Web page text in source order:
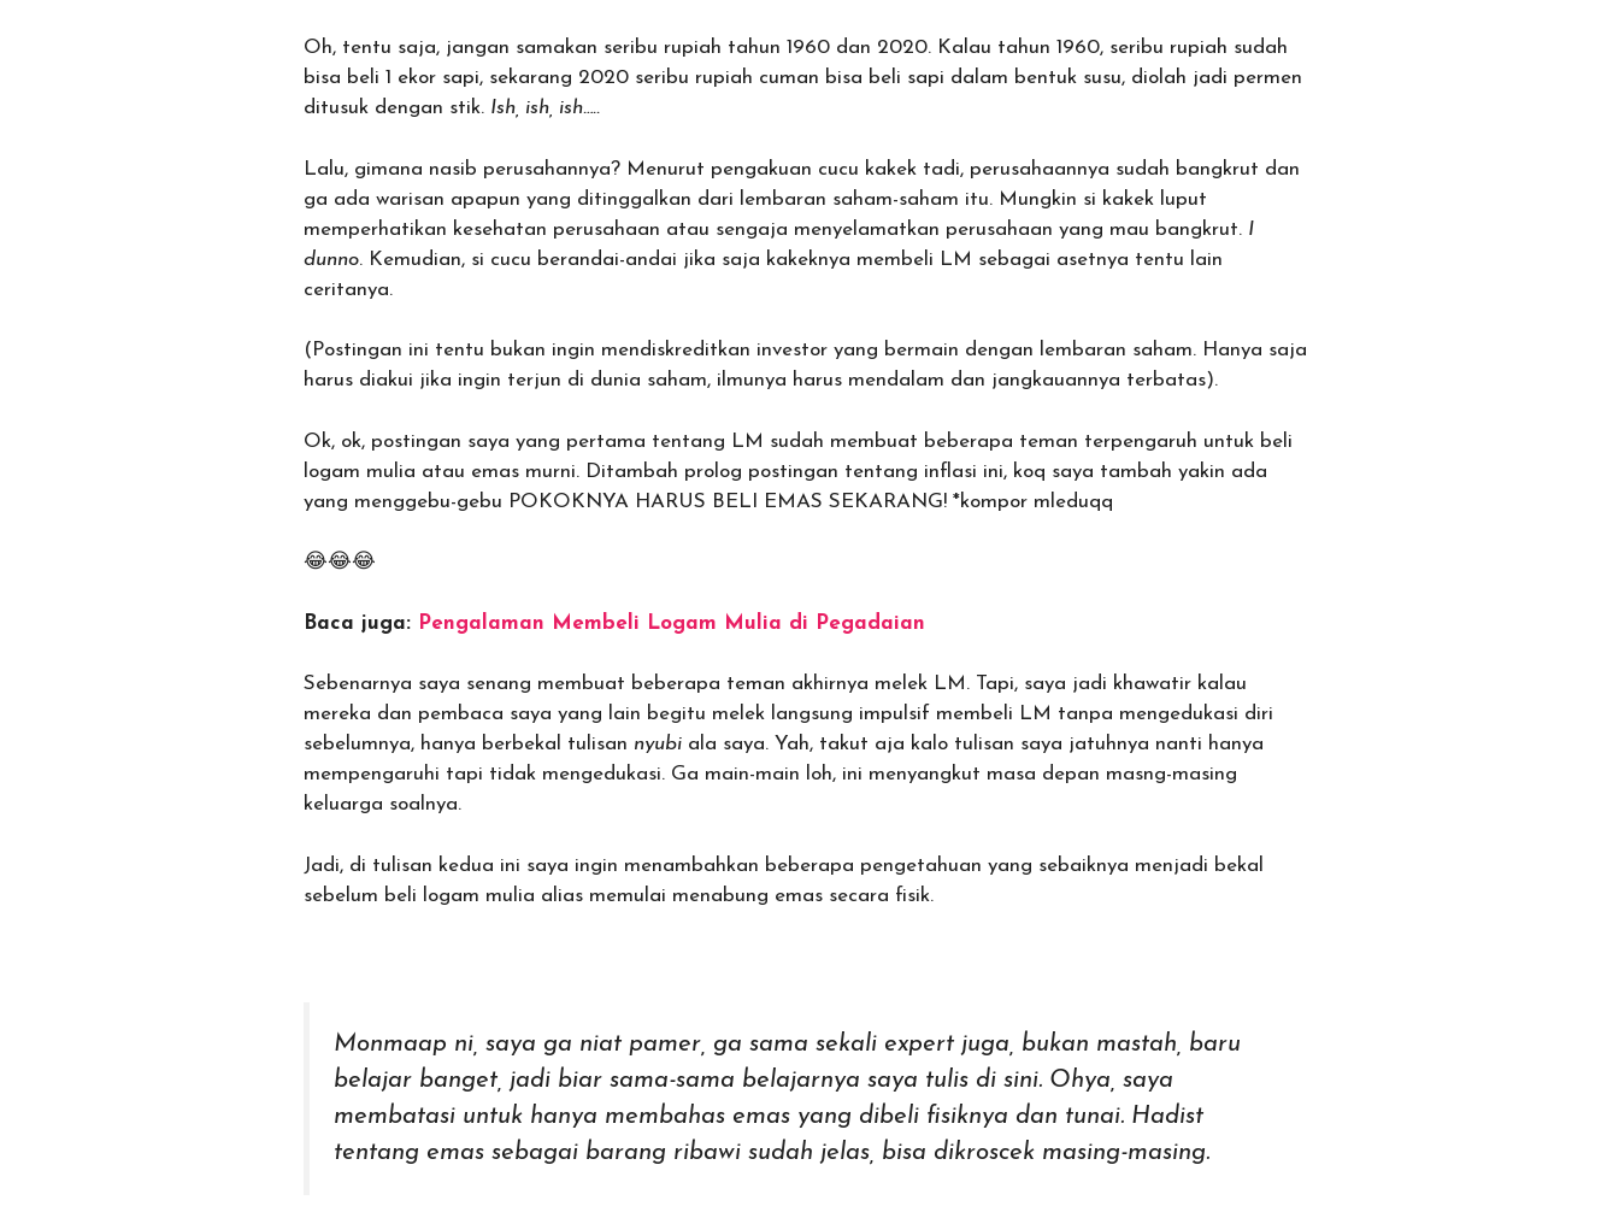
Oh, tentu saja, jangan samakan seribu rupiah tahun 1960 dan 2020. Kalau tahun 1960, seribu rupiah sudah
bisa beli 1 ekor sapi, sekarang 2020 seribu rupiah cuman bisa beli sapi dalam bentuk susu, diolah jadi permen
ditusuk dengan stik. Ish, ish, ish…..
Lalu, gimana nasib perusahannya? Menurut pengakuan cucu kakek tadi, perusahaannya sudah bangkrut dan
ga ada warisan apapun yang ditinggalkan dari lembaran saham-saham itu. Mungkin si kakek luput
memperhatikan kesehatan perusahaan atau sengaja menyelamatkan perusahaan yang mau bangkrut. I
dunno. Kemudian, si cucu berandai-andai jika saja kakeknya membeli LM sebagai asetnya tentu lain
ceritanya.
(Postingan ini tentu bukan ingin mendiskreditkan investor yang bermain dengan lembaran saham. Hanya saja
harus diakui jika ingin terjun di dunia saham, ilmunya harus mendalam dan jangkauannya terbatas).
Ok, ok, postingan saya yang pertama tentang LM sudah membuat beberapa teman terpengaruh untuk beli
logam mulia atau emas murni. Ditambah prolog postingan tentang inflasi ini, koq saya tambah yakin ada
yang menggebu-gebu POKOKNYA HARUS BELI EMAS SEKARANG! *kompor mleduqq
😂😂😂
Baca juga: Pengalaman Membeli Logam Mulia di Pegadaian
Sebenarnya saya senang membuat beberapa teman akhirnya melek LM. Tapi, saya jadi khawatir kalau
mereka dan pembaca saya yang lain begitu melek langsung impulsif membeli LM tanpa mengedukasi diri
sebelumnya, hanya berbekal tulisan nyubi ala saya. Yah, takut aja kalo tulisan saya jatuhnya nanti hanya
mempengaruhi tapi tidak mengedukasi. Ga main-main loh, ini menyangkut masa depan masng-masing
keluarga soalnya.
Jadi, di tulisan kedua ini saya ingin menambahkan beberapa pengetahuan yang sebaiknya menjadi bekal
sebelum beli logam mulia alias memulai menabung emas secara fisik.
Monmaap ni, saya ga niat pamer, ga sama sekali expert juga, bukan mastah, baru
belajar banget, jadi biar sama-sama belajarnya saya tulis di sini. Ohya, saya
membatasi untuk hanya membahas emas yang dibeli fisiknya dan tunai. Hadist
tentang emas sebagai barang ribawi sudah jelas, bisa dikroscek masing-masing.